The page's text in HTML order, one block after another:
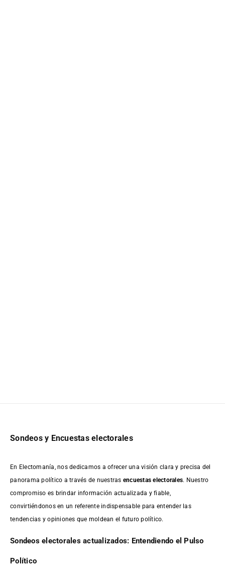
Sondeos y Encuestas electorales
En Electomanía, nos dedicamos a ofrecer una visión clara y precisa del
panorama político a través de nuestras encuestas electorales. Nuestro
compromiso es brindar información actualizada y fiable,
convirtiéndonos en un referente indispensable para entender las
tendencias y opiniones que moldean el futuro político.
Sondeos electorales actualizados: Entendiendo el Pulso
Político